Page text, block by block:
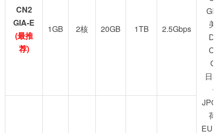
CN2
GIA-E
(最推
荐)
1GB 2核 20GB 1TB 2.5Gbps
日